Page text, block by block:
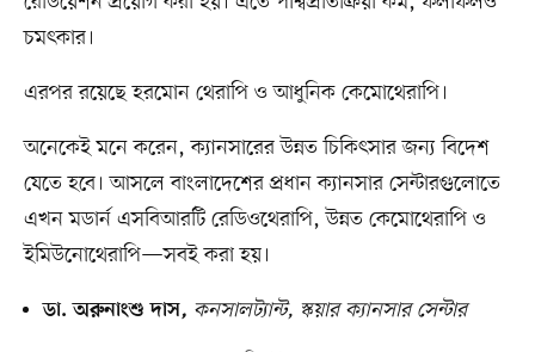
চমৎকার।
এরপর রয়েছে হরমোন থেরাপি ও আধুনিক কেমোথেরাপি।
অনেকেই মনে করেন, ক্যানসারের উন্নত চিকিৎসার জন্য বিদেশ
যেতে হবে। আসলে বাংলাদেশের প্রধান ক্যানসার সেন্টারগুলোতে
এখন মডার্ন এসবিআরটি রেডিওথেরাপি, উন্নত কেমোথেরাপি ও
ইমিউনোথেরাপি—সবই করা হয়।
ডা. অরুনাংশু দাস, কনসালট্যান্ট, স্কয়ার ক্যানসার সেন্টার